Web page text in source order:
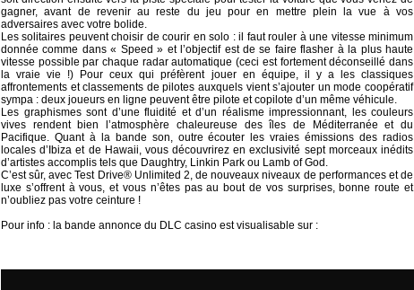
gagner, avant de revenir au reste du jeu pour en mettre plein la vue à vos
adversaires avec votre bolide.
Les solitaires peuvent choisir de courir en solo : il faut rouler à une vitesse minimum
donnée comme dans « Speed » et l’objectif est de se faire flasher à la plus haute
vitesse possible par chaque radar automatique (ceci est fortement déconseillé dans
la vraie vie !) Pour ceux qui préfèrent jouer en équipe, il y a les classiques
affrontements et classements de pilotes auxquels vient s’ajouter un mode coopératif
sympa : deux joueurs en ligne peuvent être pilote et copilote d’un même véhicule.
Les graphismes sont d’une fluidité et d’un réalisme impressionnant, les couleurs
vives rendent bien l’atmosphère chaleureuse des îles de Méditerranée et du
Pacifique. Quant à la bande son, outre écouter les vraies émissions des radios
locales d’Ibiza et de Hawaii, vous découvrirez en exclusivité sept morceaux inédits
d’artistes accomplis tels que Daughtry, Linkin Park ou Lamb of God.
C’est sûr, avec Test Drive® Unlimited 2, de nouveaux niveaux de performances et de
luxe s’offrent à vous, et vous n’êtes pas au bout de vos surprises, bonne route et
n’oubliez pas votre ceinture !
Pour info : la bande annonce du DLC casino est visualisable sur :